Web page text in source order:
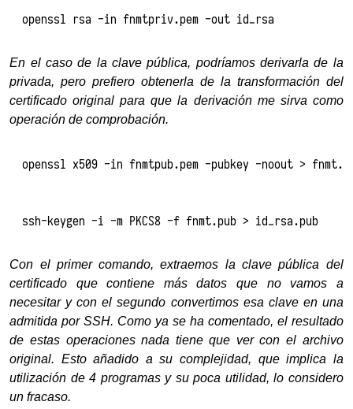
openssl rsa -in fnmtpriv.pem -out id_rsa
En el caso de la clave pública, podríamos derivarla de la
privada, pero prefiero obtenerla de la transformación del
certificado original para que la derivación me sirva como
operación de comprobación.
openssl x509 -in fnmtpub.pem -pubkey -noout >
ssh-keygen -i -m PKCS8 -f fnmt.pub > id_rsa.pub
Con el primer comando, extraemos la clave pública del
certificado que contiene más datos que no vamos a
necesitar y con el segundo convertimos esa clave en una
admitida por SSH. Como ya se ha comentado, el resultado
de estas operaciones nada tiene que ver con el archivo
original. Esto añadido a su complejidad, que implica la
utilización de 4 programas y su poca utilidad, lo considero
un fracaso.